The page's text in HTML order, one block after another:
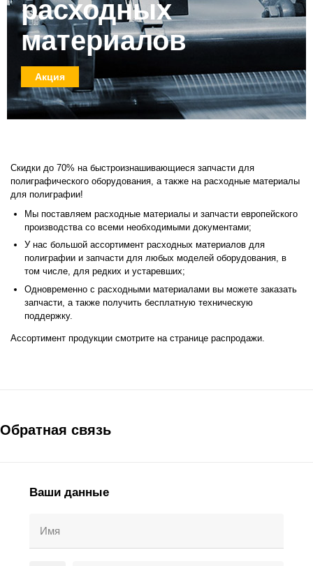
расходных
материалов
Акция
Скидки до 70% на быстроизнашивающиеся запчасти для
полиграфического оборудования, а также на расходные материалы
для полиграфии!
Мы поставляем расходные материалы и запчасти европейского
производства со всеми необходимыми документами;
У нас большой ассортимент расходных материалов для
полиграфии и запчасти для любых моделей оборудования, в
том числе, для редких и устаревших;
Одновременно с расходными материалами вы можете заказать
запчасти, а также получить бесплатную техническую
поддержку.
Ассортимент продукции смотрите на странице распродажи
Обратная связь
Ваши данные
Имя